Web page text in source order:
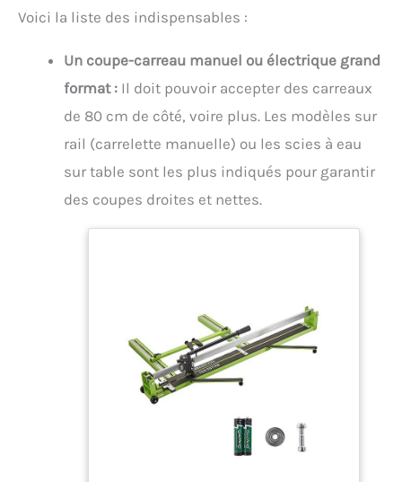
Voici la liste des indispensables :
Un coupe-carreau manuel ou électrique grand
format : Il doit pouvoir accepter des carreaux
de 80 cm de côté, voire plus. Les modèles sur
rail (carrelette manuelle) ou les scies à eau
sur table sont les plus indiqués pour garantir
des coupes droites et nettes.